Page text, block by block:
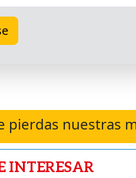
pierdas nuestras
INTERESAR